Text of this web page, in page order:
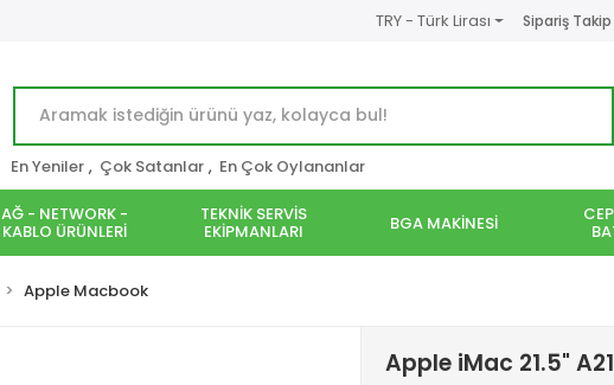
TRY - Türk Lirası Sipariş Takip
En Yeniler , Çok Satanlar , En Çok Oylananlar
AĞ - NETWORK -
KABLO ÜRÜNLERİ
TEKNİK SERVİS
EKİPMANLARI BGA MAKİNESİ
Apple Macbook
Apple iMac 21.5"